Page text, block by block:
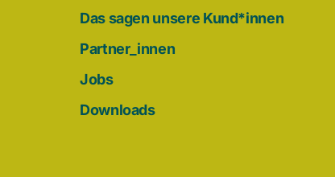
Das sagen unsere Kund*innen
Partner_innen
Jobs
Downloads